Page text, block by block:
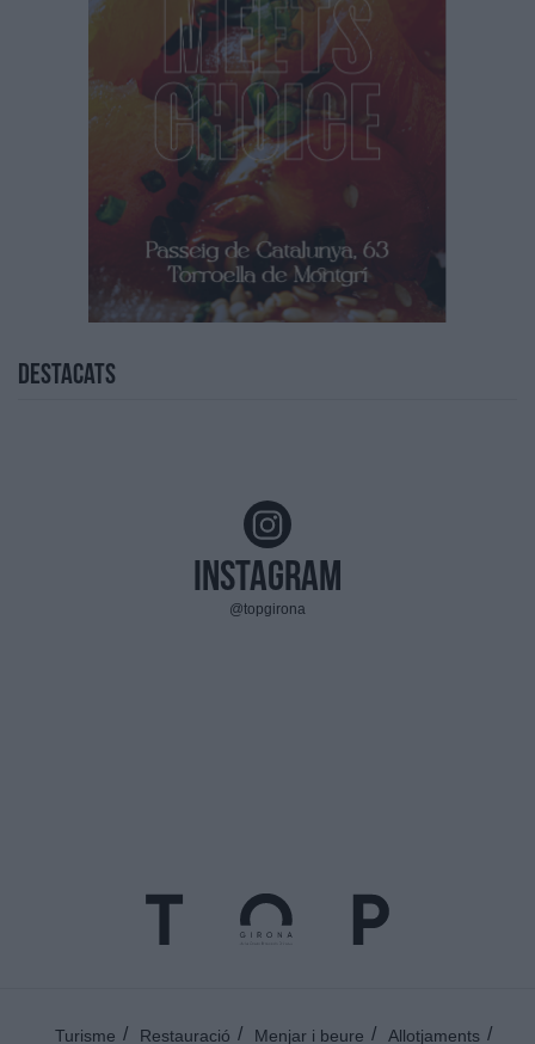
Destacats
Instagram
@topgirona
Turisme Restauració Menjar i beure Allotjaments